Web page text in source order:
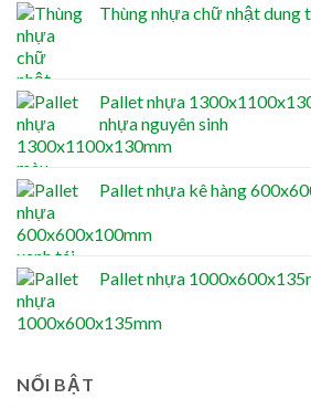
Thùng nhựa chữ nhật dung
Pallet nhựa
nhựa nguyên sinh
Pallet nhựa kê hàng
Pallet nhựa
NỔI BẬT